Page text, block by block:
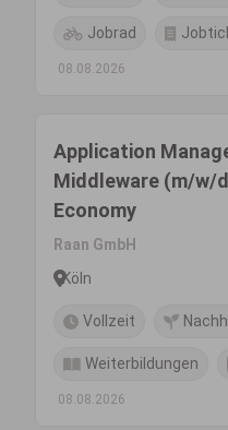
Jobrad
08.08.2026
Application
Middleware (m/w/
Economy
Raan GmbH
Köln
Vollzeit
Weiterbildungen
08.08.2026